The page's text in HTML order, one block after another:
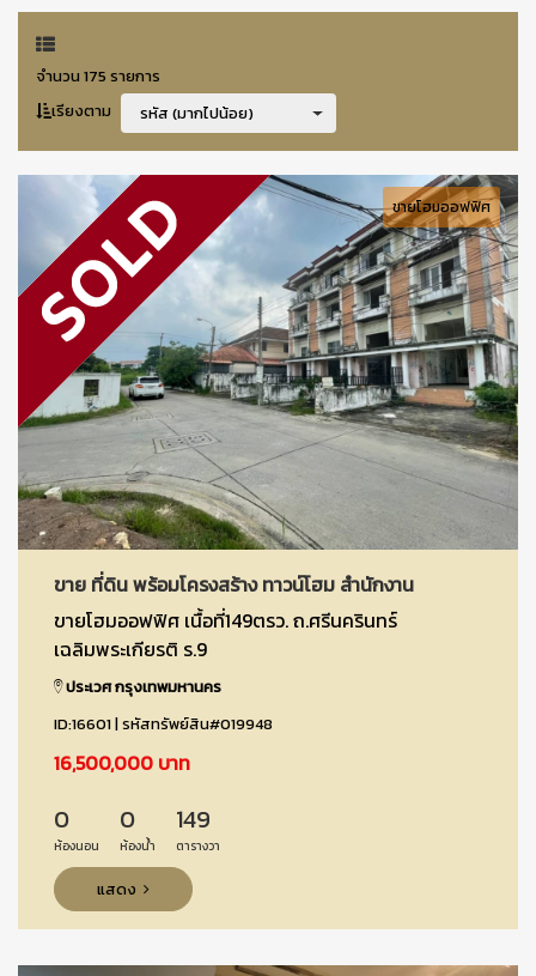
จำนวน 175 รายการ
เรียงตาม
รหัส (มากไปน้อย)
ขายโฮมออฟฟิศ
ขาย ที่ดิน พร้อมโครงสร้าง ทาวน์โฮม สำนักงาน
ขายโฮมออฟฟิศ เนื้อที่149ตรว. ถ.ศรีนครินทร์
เฉลิมพระเกียรติ ร.9
ประเวศ กรุงเทพมหานคร
ID:16601 | รหัสทรัพย์สิน#019948
16,500,000 บาท
0
ห้องนอน
0
ห้องน้ำ
149
ตารางวา
แสดง